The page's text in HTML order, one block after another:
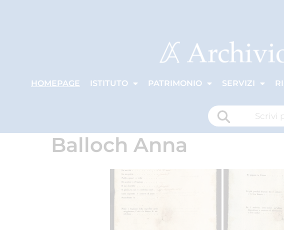
HOMEPAGE ISTITUTO PATRIMONIO SERVIZI
Balloch Anna